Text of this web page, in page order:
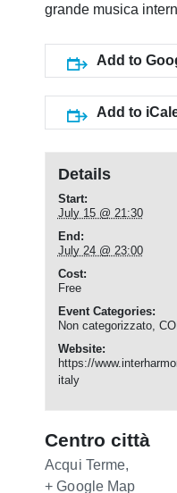
grande musica
Add to
Add to
Details
Start:
July 15 @ 21:30
End:
July 24 @ 23:00
Cost:
Free
Event Categories:
Non categorizzato,
Website:
https://
italy
Centro città
Acqui Terme,
+ Google Map